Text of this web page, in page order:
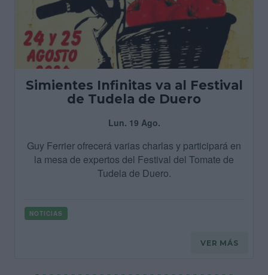
Simientes Infinitas va al Festival
de Tudela de Duero
Lun. 19 Ago.
Guy Ferrier ofrecerá varias charlas y participará en
la mesa de expertos del Festival del Tomate de
Tudela de Duero.
VER MÁS
NOTICIAS